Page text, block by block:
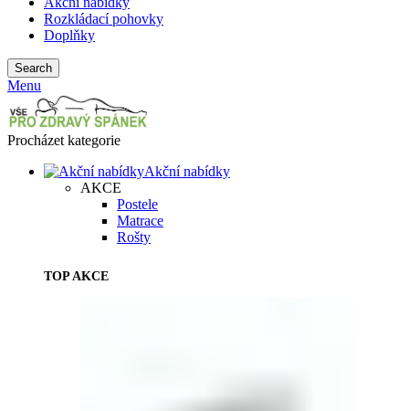
Rozkládací pohovky
Doplňky
Search
Menu
Procházet kategorie
Akční nabídky
AKCE
Postele
Matrace
Rošty
TOP AKCE